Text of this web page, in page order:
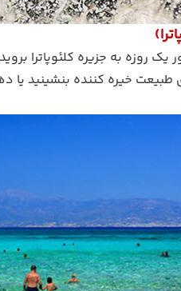
روزه به جزیره کلئوپاترا
طبیعت خیره کننده